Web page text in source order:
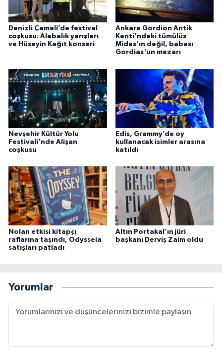
Denizli Çameli’de festival
coşkusu: Alabalık yarışları
ve Hüseyin Kağıt konseri
Ankara Gordion Antik
Kenti'ndeki tümülüs
Midas’ın değil, babası
Gordias'un mezarı
Nevşehir Kültür Yolu
Festivali'nde Alişan
coşkusu
Edis, Grammy’de oy
kullanacak isimler arasına
katıldı
Nolan etkisi kitapçı
raflarına taşındı, Odysseia
satışları patladı
Altın Portakal’ın jüri
başkanı Derviş Zaim oldu
Yorumlar